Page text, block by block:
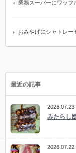
業務スーパーにワッフ
おみやげにシャトレー
最近の記事
2026.07.23
みたらし
2026.07.22